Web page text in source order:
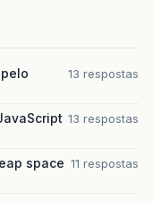
13 respostas
13 respostas
space 11 respostas